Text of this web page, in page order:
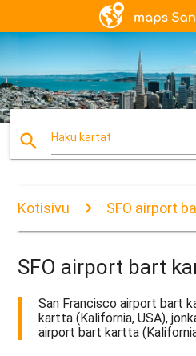
search Haku kartat
Kotisivu SFO airport
SFO airport bart
San Francisco airport bart
kartta (Kalifornia, USA),
airport bart kartta